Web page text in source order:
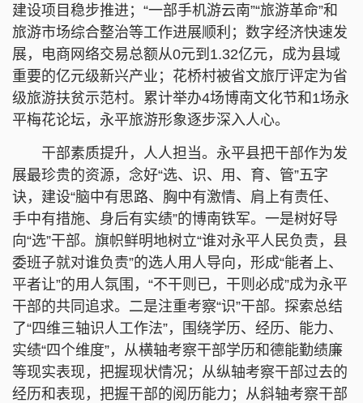
建设项目稳步推进；“一部手机游云南”“旅游革命”和
旅游市场综合整治等工作进展顺利；数字经济快速发
展，电商网络交易总额从0元到1.32亿元，成为县域
重要的亿元级新兴产业；花桥村被省文旅厅评定为省
级旅游扶贫示范村。累计举办4场博南文化节和1场永
平梅花论坛，永平旅游形象逐步深入人心。
干部素质提升，人人担当。永平县把干部作为发
展最珍贵的资源，念好“选、识、用、育、管”五字
诀，建设“脑中有思路、胸中有激情、肩上有责任、
手中有措施、身后有实绩”的博南铁军。一是树好导
向“选”干部。旗帜鲜明地树立“谁对永平人民负责，县
委班子就对谁负责”的选人用人导向，形成“能者上、
平者让”的用人氛围，“不干则已，干则必成”成为永平
干部的共同追求。二是注重考察“识”干部。探索总结
了“四维三轴识人工作法”，围绕学历、经历、能力、
实绩“四个维度”，从横轴考察干部学历和德能勤绩廉
等现实表现，把握现状情况；从纵轴考察干部过去的
经历和表现，把握干部的阅历能力；从斜轴考察干部